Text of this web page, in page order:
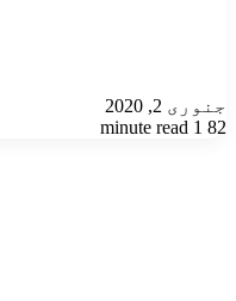
جنوری 2, 2020
82
1 minute read